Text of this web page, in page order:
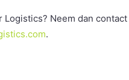
Neem dan contact
.